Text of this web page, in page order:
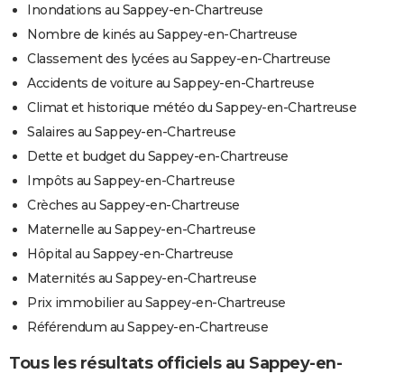
Inondations au Sappey-en-Chartreuse
Nombre de kinés au Sappey-en-Chartreuse
Classement des lycées au Sappey-en-Chartreuse
Accidents de voiture au Sappey-en-Chartreuse
Climat et historique météo du Sappey-en-Chartreuse
Salaires au Sappey-en-Chartreuse
Dette et budget du Sappey-en-Chartreuse
Impôts au Sappey-en-Chartreuse
Crèches au Sappey-en-Chartreuse
Maternelle au Sappey-en-Chartreuse
Hôpital au Sappey-en-Chartreuse
Maternités au Sappey-en-Chartreuse
Prix immobilier au Sappey-en-Chartreuse
Référendum au Sappey-en-Chartreuse
Tous les résultats officiels au Sappey-en-